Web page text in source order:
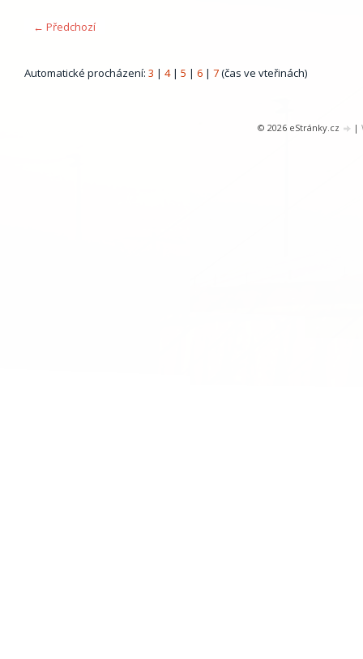
← Předchozí
Automatické procházení: 3 | 4| 5 | 6 | 7(čas ve vteřinách)
© 2026 eStránky.cz |